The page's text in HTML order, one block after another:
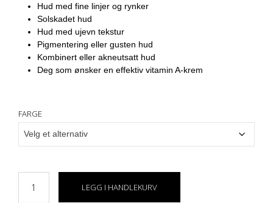
Hud med fine linjer og rynker
Solskadet hud
Hud med ujevn tekstur
Pigmentering eller gusten hud
Kombinert eller akneutsatt hud
Deg som ønsker en effektiv vitamin A-krem
FARGE
LEGG I HANDLEKURV